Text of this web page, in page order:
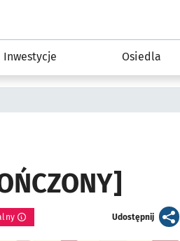
Dla mieszkańca
Inwestycje Osiedla
Udostępnijartykuł